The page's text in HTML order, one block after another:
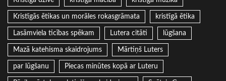
Kristīgās ētikas un morāles rokasgrāmata kristīgā ētika
Lasāmviela ticības spēkam Lutera citāti lūgšana
Mazā katehisma skaidrojums Mārtiņš Luters
par lūgšanu Piecas minūtes kopā ar Luteru